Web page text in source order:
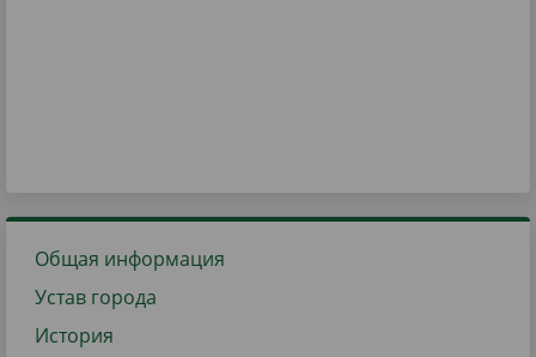
Общая информация
Устав города
История